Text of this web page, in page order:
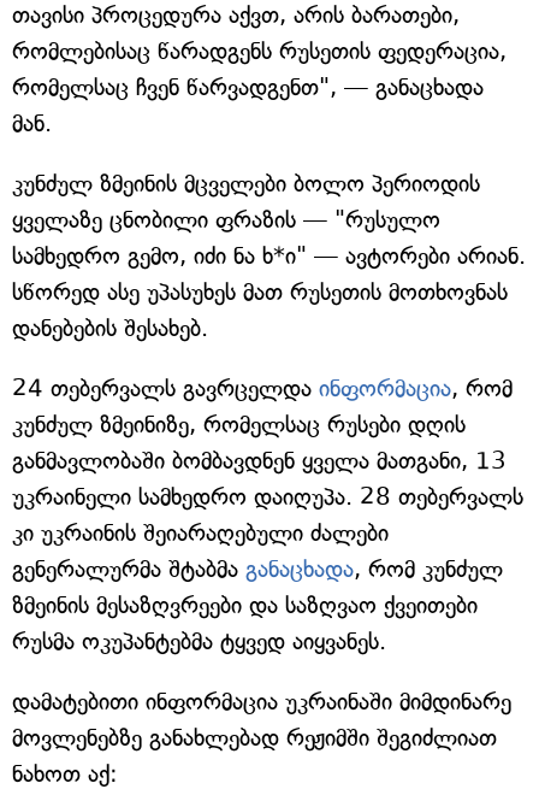
თავისი პროცედურა აქვთ, არის ბარათები,
რომლებისაც წარადგენს რუსეთის ფედერაცია,
რომელსაც ჩვენ წარვადგენთ", — განაცხადა
მან.
კუნძულ ზმეინის მცველები ბოლო პერიოდის
ყველაზე ცნობილი ფრაზის — "რუსულო
სამხედრო გემო, იძი ნა ხ*ი" — ავტორები არიან.
სწორედ ასე უპასუხეს მათ რუსეთის მოთხოვნას
დანებების შესახებ.
24 თებერვალს გავრცელდა ინფორმაცია, რომ
კუნძულ ზმეინიზე, რომელსაც რუსები დღის
განმავლობაში ბომბავდნენ ყველა მათგანი, 13
უკრაინელი სამხედრო დაიღუპა. 28 თებერვალს
კი უკრაინის შეიარაღებული ძალები
გენერალურმა შტაბმა განაცხადა, რომ კუნძულ
ზმეინის მესაზღვრეები და საზღვაო ქვეითები
რუსმა ოკუპანტებმა ტყვედ აიყვანეს.
დამატებითი ინფორმაცია უკრაინაში მიმდინარე
მოვლენებზე განახლებად რეჟიმში შეგიძლიათ
ნახოთ აქ: